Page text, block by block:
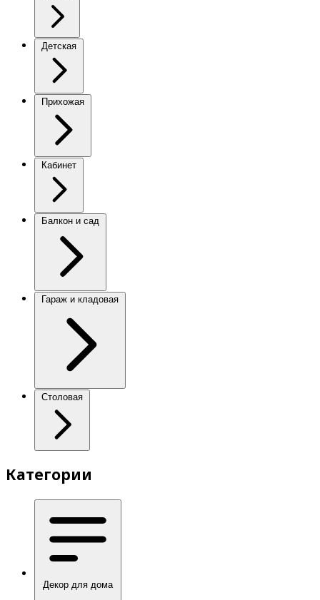
Детская
Прихожая
Кабинет
Балкон и сад
Гараж и кладовая
Столовая
Категории
Декор для дома